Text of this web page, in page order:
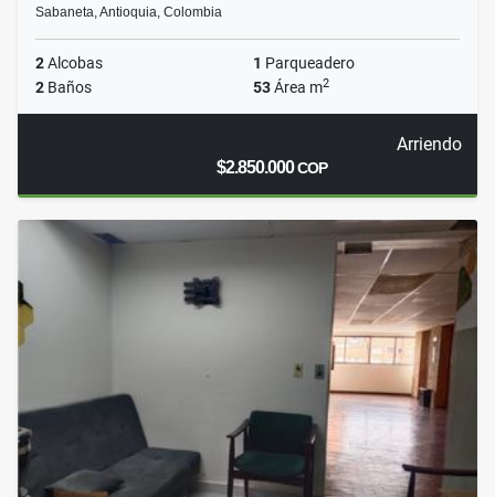
Sabaneta, Antioquia, Colombia
2Alcobas 1 Parqueadero
2 Baños 53Área m2
Arriendo
$2.850.000COP